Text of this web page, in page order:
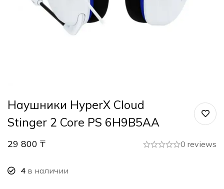
Наушники HyperX Cloud
Stinger 2 Core PS 6H9B5AA
29 800 ₸ 0 reviews
4 в наличии